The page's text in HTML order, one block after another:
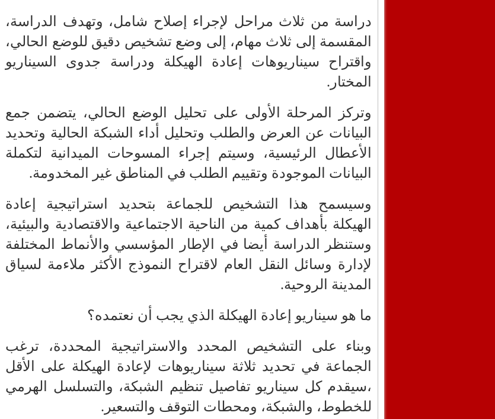
دراسة من ثلاث مراحل لإجراء إصلاح شامل، وتهدف الدراسة،
المقسمة إلى ثلاث مهام، إلى وضع تشخيص دقيق للوضع الحالي،
واقتراح سيناريوهات إعادة الهيكلة ودراسة جدوى السيناريو
المختار.
وتركز المرحلة الأولى على تحليل الوضع الحالي، يتضمن جمع
البيانات عن العرض والطلب وتحليل أداء الشبكة الحالية وتحديد
الأعطال الرئيسية، وسيتم إجراء المسوحات الميدانية لتكملة
البيانات الموجودة وتقييم الطلب في المناطق غير المخدومة.
وسيسمح هذا التشخيص للجماعة بتحديد استراتيجية إعادة
الهيكلة بأهداف كمية من الناحية الاجتماعية والاقتصادية والبيئية،
وستنظر الدراسة أيضا في الإطار المؤسسي والأنماط المختلفة
لإدارة وسائل النقل العام لاقتراح النموذج الأكثر ملاءمة لسياق
المدينة الروحية.
ما هو سيناريو إعادة الهيكلة الذي يجب أن نعتمده؟
وبناء على التشخيص المحدد والاستراتيجية المحددة، ترغب
الجماعة في تحديد ثلاثة سيناريوهات لإعادة الهيكلة على الأقل
،سيقدم كل سيناريو تفاصيل تنظيم الشبكة، والتسلسل الهرمي
للخطوط، والشبكة، ومحطات التوقف والتسعير.